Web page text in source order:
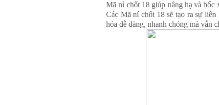
Mã ní chốt 18 giúp nâng hạ và
Các Mã ní chốt 18 sẽ tạo ra sự
hóa dễ dàng, nhanh chóng mà vẫn